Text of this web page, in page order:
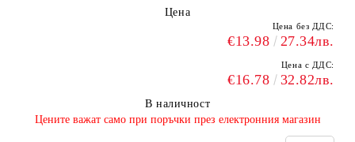
Цена
Цена без ДДС:
€13.98 27.34лв.
Цена с ДДС:
€16.78 32.82лв.
В наличност
​Цените важат само при поръчки през електронния магазин